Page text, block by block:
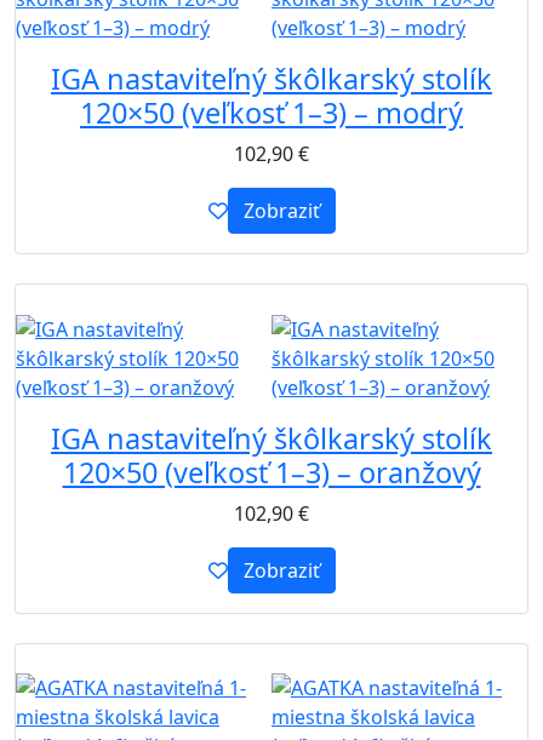
IGA nastaviteľný škôlkarský stolík
120×50 (veľkosť 1–3) – modrý
102,90€
Zobraziť
IGA nastaviteľný škôlkarský stolík
120×50 (veľkosť 1–3) – oranžový
102,90€
Zobraziť